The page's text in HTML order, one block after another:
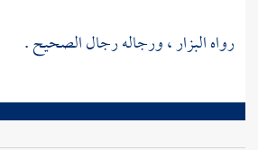
رواهالبزار، ورجاله رجال الصحيح .